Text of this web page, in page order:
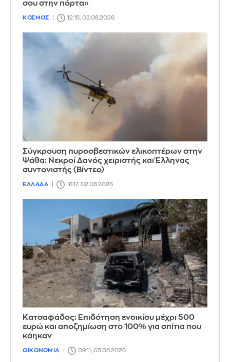
σου στην πόρτα»
ΚΟΣΜΟΣ 12:15, 03.08.2026
Σύγκρουση πυροσβεστικών ελικοπτέρων στην
Ψάθα: Νεκροί Δανός χειριστής και Έλληνας
συντονιστής (Βίντεο)
ΕΛΛΑΔΑ 16:17, 02.08.2026
Κατσαφάδος: Επιδότηση ενοικίου μέχρι 500
ευρώ και αποζημίωση στο 100% για σπίτια που
κάηκαν
ΟΙΚΟΝΟΜΙΑ 09:11, 03.08.2026